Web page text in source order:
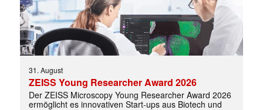
31. August
ZEISS Young Researcher Award 2026
Der ZEISS Microscopy Young Researcher Award 2026
ermöglicht es innovativen Start-ups aus Biotech und